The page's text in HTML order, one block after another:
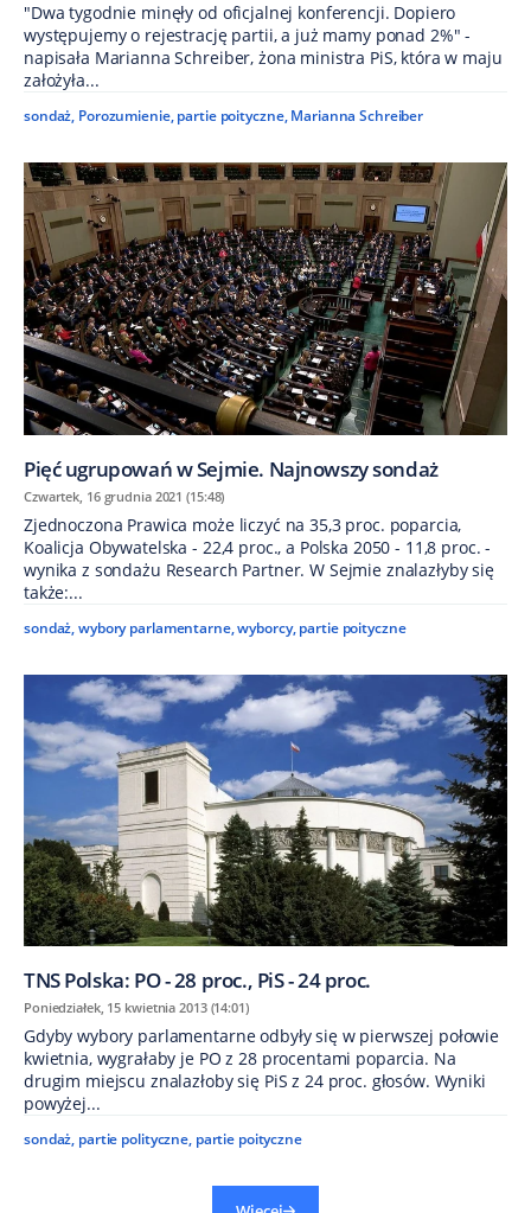
"Dwa tygodnie minęły od oficjalnej konferencji. Dopiero
występujemy o rejestrację partii, a już mamy ponad 2%" -
napisała Marianna Schreiber, żona ministra PiS, która w maju
założyła...
sondaż, Porozumienie, partie poityczne, Marianna Schreiber
Pięć ugrupowań w Sejmie. Najnowszy sondaż
Czwartek, 16 grudnia 2021 (15:48)
Zjednoczona Prawica może liczyć na 35,3 proc. poparcia,
Koalicja Obywatelska - 22,4 proc., a Polska 2050 - 11,8 proc. -
wynika z sondażu Research Partner. W Sejmie znalazłyby się
także:...
sondaż,wybory parlamentarne,wyborcy, partie poityczne
TNS Polska: PO - 28 proc., PiS - 24 proc.
Poniedziałek, 15 kwietnia 2013 (14:01)
Gdyby wybory parlamentarne odbyły się w pierwszej połowie
kwietnia, wygrałaby je PO z 28 procentami poparcia. Na
drugim miejscu znalazłoby się PiS z 24 proc. głosów. Wyniki
powyżej...
sondaż, partie polityczne, partie poityczne